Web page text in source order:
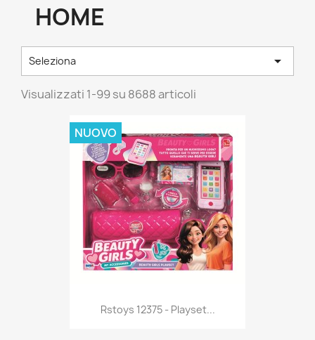
HOME
Seleziona 
Visualizzati 1-99 su 8688 articoli
 Anteprima
Rstoys 12375 - Playset...
NUOVO